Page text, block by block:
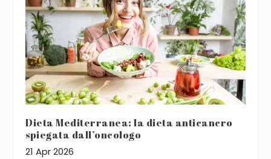
Dieta Mediterranea: la dieta anticancro
spiegata dall’oncologo
21 Apr 2026